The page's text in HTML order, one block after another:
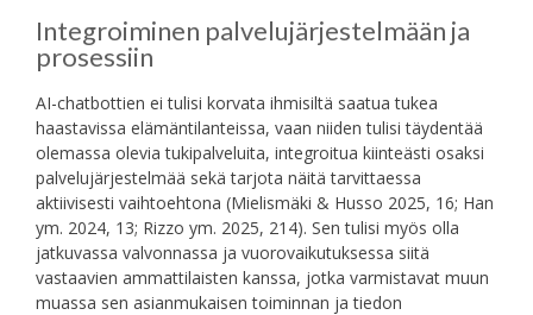
Integroiminen palvelujärjestelmään ja
prosessiin
AI-chatbottien ei tulisi korvata ihmisiltä saatua tukea
haastavissa elämäntilanteissa, vaan niiden tulisi täydentää
olemassa olevia tukipalveluita, integroitua kiinteästi osaksi
palvelujärjestelmää sekä tarjota näitä tarvittaessa
aktiivisesti vaihtoehtona (Mielismäki & Husso 2025, 16; Han
ym. 2024, 13; Rizzo ym. 2025, 214). Sen tulisi myös olla
jatkuvassa valvonnassa ja vuorovaikutuksessa siitä
vastaavien ammattilaisten kanssa, jotka varmistavat muun
muassa sen asianmukaisen toiminnan ja tiedon